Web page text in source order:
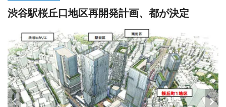
渋谷駅桜丘口地区再開発計画、都が決定